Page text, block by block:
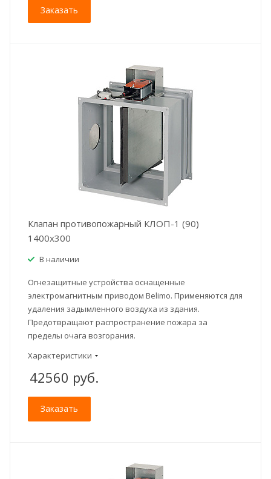
Заказать
Клапан противопожарный КЛОП-1 (90)
1400x300
В наличии
Огнезащитные устройства оснащенные
электромагнитным приводом Belimo. Применяются для
удаления задымленного воздуха из здания.
Предотвращают распространение пожара за
пределы очага возгорания.
Характеристики
42560 руб.
Заказать